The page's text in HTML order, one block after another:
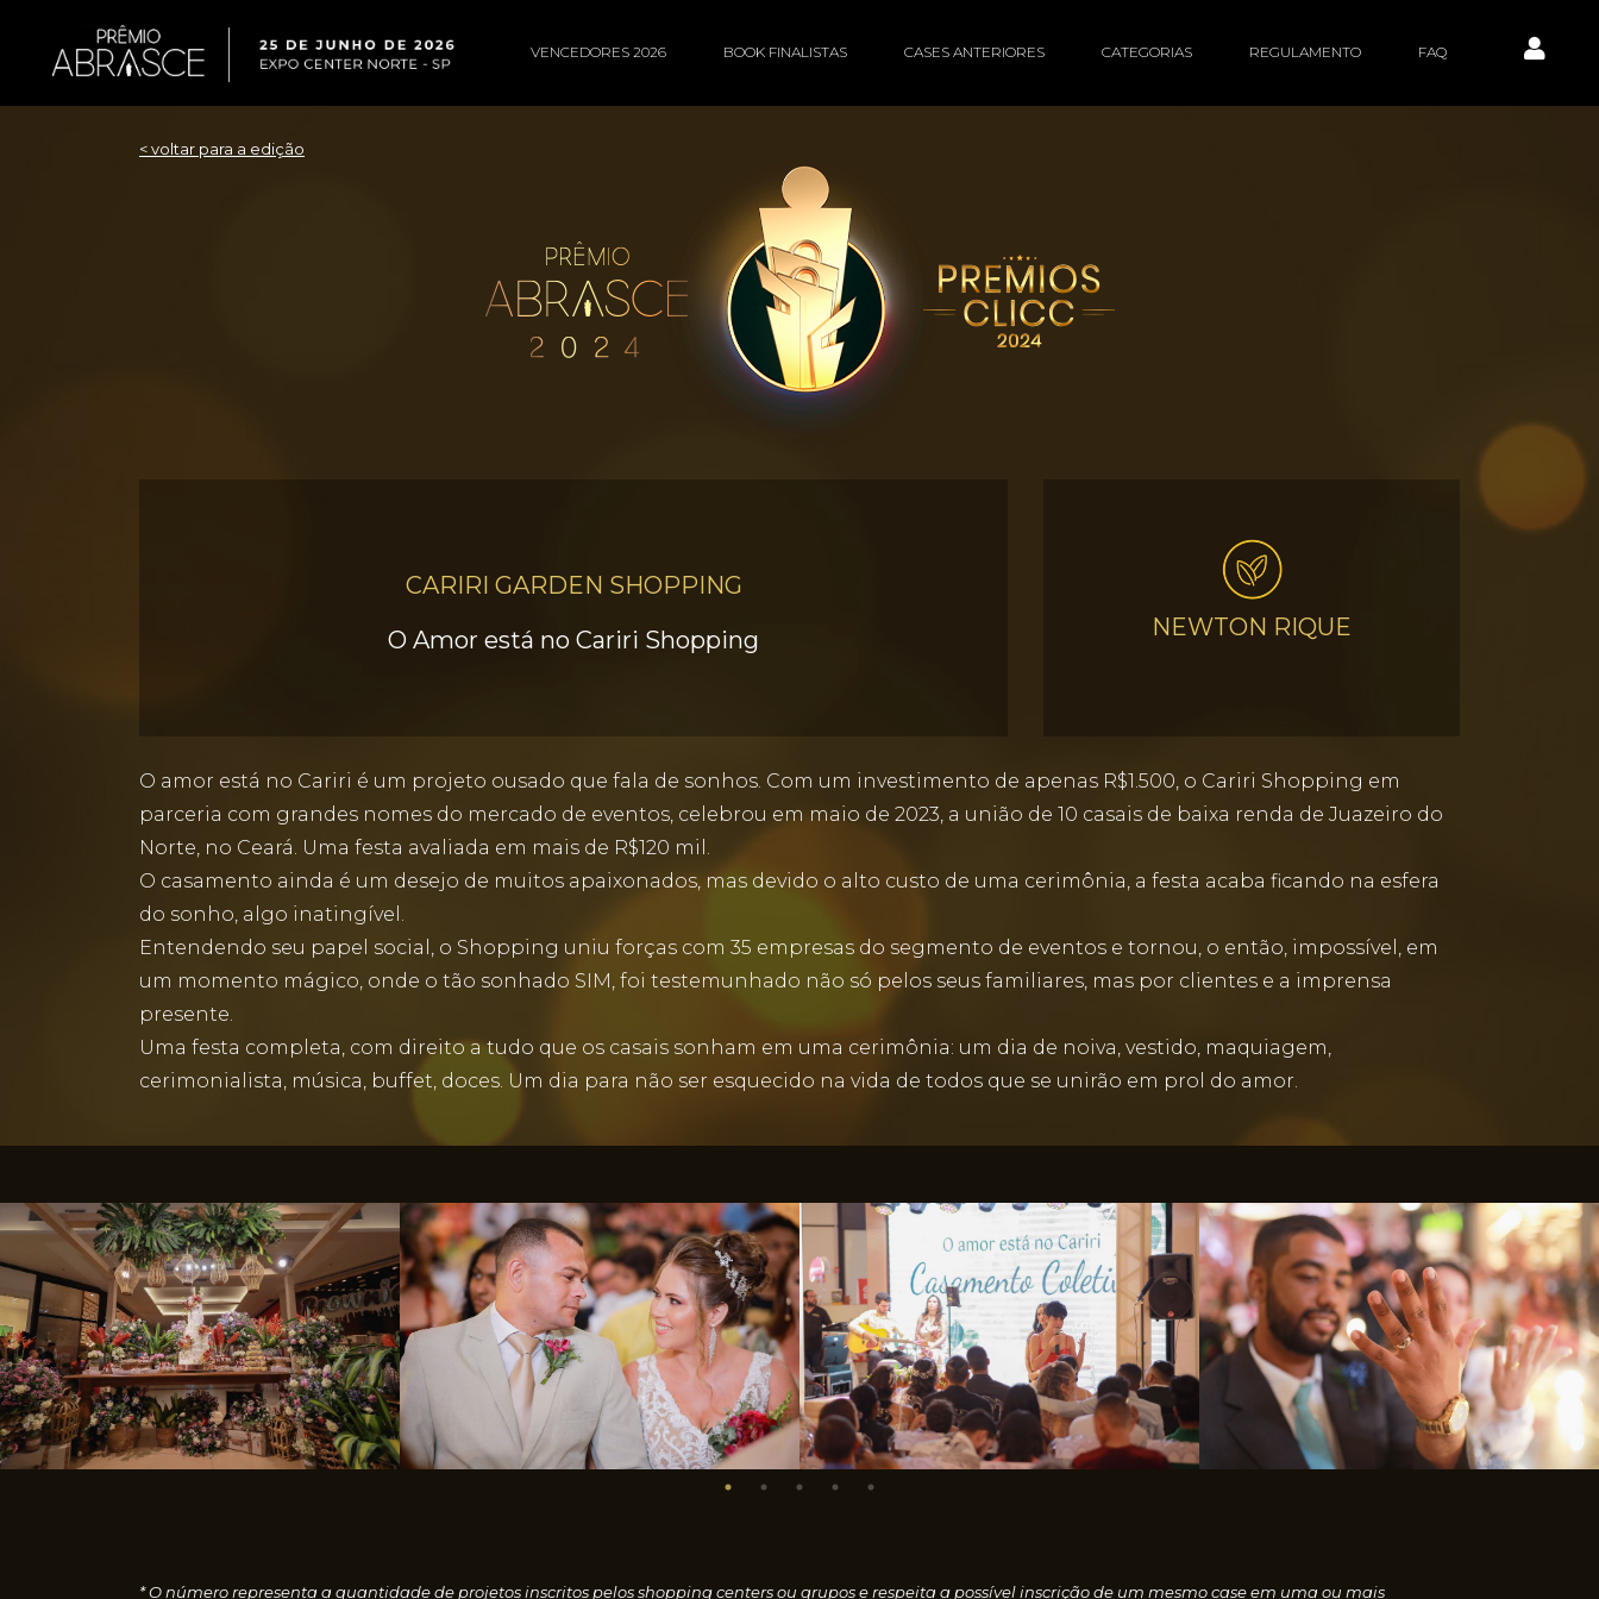
VENCEDORES 2026 BOOK FINALISTAS CASES ANTERIORES CATEGORIAS REGULAMENTO FAQ
< voltar para a edição
CARIRI GARDEN SHOPPING
O Amor está no Cariri Shopping
NEWTON RIQUE
O amor está no Cariri é um projeto ousado que fala de sonhos. Com um investimento de apenas R$1.500, o Cariri Shopping em
parceria com grandes nomes do mercado de eventos, celebrou em maio de 2023, a união de 10 casais de baixa renda de Juazeiro do
Norte, no Ceará. Uma festa avaliada em mais de R$120 mil.
O casamento ainda é um desejo de muitos apaixonados, mas devido o alto custo de uma cerimônia, a festa acaba ficando na esfera
do sonho, algo inatingível.
Entendendo seu papel social, o Shopping uniu forças com 35 empresas do segmento de eventos e tornou, o então, impossível, em
um momento mágico, onde o tão sonhado SIM, foi testemunhado não só pelos seus familiares, mas por clientes e a imprensa
presente.
Uma festa completa, com direito a tudo que os casais sonham em uma cerimônia: um dia de noiva, vestido, maquiagem,
cerimonialista, música, buffet, doces. Um dia para não ser esquecido na vida de todos que se unirão em prol do amor.
* O número representa a quantidade de projetos inscritos pelos shopping centers ou grupos e respeita a possível inscrição de um mesmo case em uma ou mais